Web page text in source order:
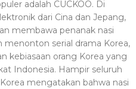
adalah CUCKOO. Di
dari Cina dan Jepang,
membawa penanak nasi
menonton serial drama Korea,
kebiasaan orang Korea yang
Indonesia. Hampir seluruh
mengatakan bahwa nasi